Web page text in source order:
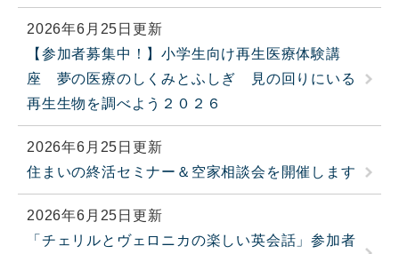
2026年6月25日更新
【参加者募集中！】小学生向け再生医療体験講
座 夢の医療のしくみとふしぎ 見の回りにいる
再生生物を調べよう２０２６
2026年6月25日更新
住まいの終活セミナー＆空家相談会を開催します
2026年6月25日更新
「チェリルとヴェロニカの楽しい英会話」参加者